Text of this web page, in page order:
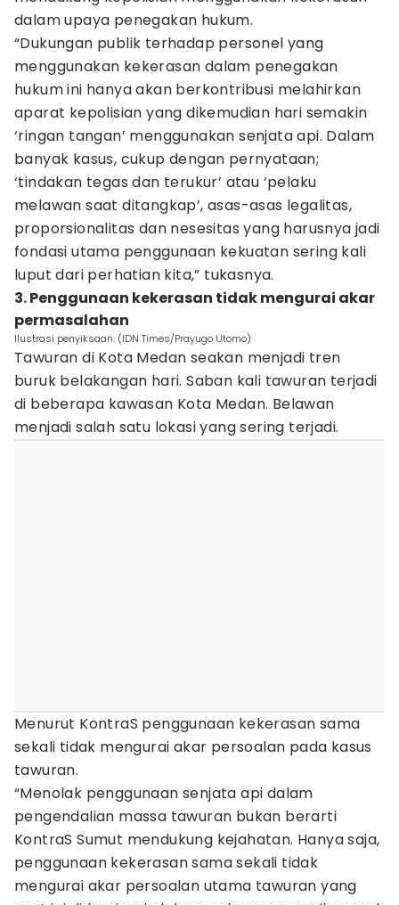
dalam upaya penegakan hukum.
“Dukungan publik terhadap personel yang
menggunakan kekerasan dalam penegakan
hukum ini hanya akan berkontribusi melahirkan
aparat kepolisian yang dikemudian hari semakin
‘ringan tangan’ menggunakan senjata api. Dalam
banyak kasus, cukup dengan pernyataan;
‘tindakan tegas dan terukur’ atau ‘pelaku
melawan saat ditangkap’, asas-asas legalitas,
proporsionalitas dan nesesitas yang harusnya jadi
fondasi utama penggunaan kekuatan sering kali
luput dari perhatian kita,” tukasnya.
3. Penggunaan kekerasan tidak mengurai akar
permasalahan
Ilustrasi penyiksaan. (IDN Times/Prayugo Utomo)
Tawuran di Kota Medan seakan menjadi tren
buruk belakangan hari. Saban kali tawuran terjadi
di beberapa kawasan Kota Medan. Belawan
menjadi salah satu lokasi yang sering terjadi.
Menurut KontraS penggunaan kekerasan sama
sekali tidak mengurai akar persoalan pada kasus
tawuran.
“Menolak penggunaan senjata api dalam
pengendalian massa tawuran bukan berarti
KontraS Sumut mendukung kejahatan. Hanya saja,
penggunaan kekerasan sama sekali tidak
mengurai akar persoalan utama tawuran yang